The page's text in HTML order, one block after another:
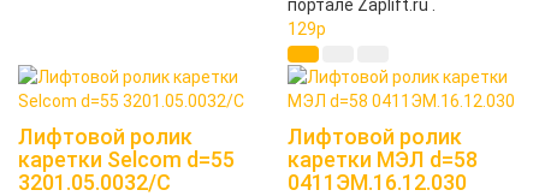
портале Zaplift.ru .
129p
Лифтовой ролик
каретки Selcom d=55
3201.05.0032/С
Лифтовой ролик
каретки МЭЛ d=58
0411ЭМ.16.12.030